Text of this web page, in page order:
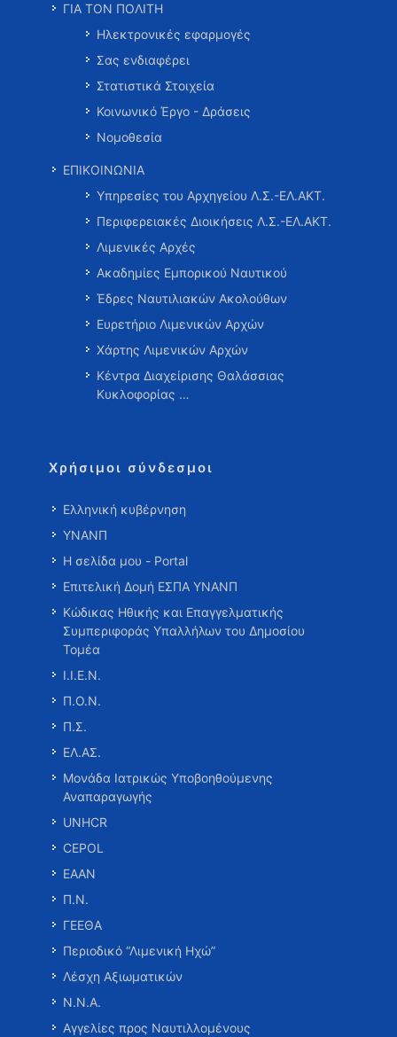
ΓΙΑ ΤΟΝ ΠΟΛΙΤΗ
Ηλεκτρονικές εφαρμογές
Σας ενδιαφέρει
Στατιστικά Στοιχεία
Κοινωνικό Έργο - Δράσεις
Νομοθεσία
ΕΠΙΚΟΙΝΩΝΙΑ
Υπηρεσίες του Αρχηγείου Λ.Σ.-ΕΛ.ΑΚΤ.
Περιφερειακές Διοικήσεις Λ.Σ.-ΕΛ.ΑΚΤ.
Λιμενικές Αρχές
Ακαδημίες Εμπορικού Ναυτικού
Έδρες Ναυτιλιακών Ακολούθων
Ευρετήριο Λιμενικών Αρχών
Χάρτης Λιμενικών Αρχών
Κέντρα Διαχείρισης Θαλάσσιας
Κυκλοφορίας …
Χρήσιμοι σύνδεσμοι
Ελληνική κυβέρνηση
ΥΝΑΝΠ
Η σελίδα μου - Portal
Επιτελική Δομή ΕΣΠΑ ΥΝΑΝΠ
Κώδικας Ηθικής και Επαγγελματικής
Συμπεριφοράς Υπαλλήλων του Δημοσίου
Τομέα
Ι.Ι.Ε.Ν.
Π.Ο.Ν.
Π.Σ.
ΕΛ.ΑΣ.
Μονάδα Ιατρικώς Υποβοηθούμενης
Αναπαραγωγής
UNHCR
CEPOL
ΕΑΑΝ
Π.Ν.
ΓΕΕΘΑ
Περιοδικό “Λιμενική Ηχώ”
Λέσχη Αξιωματικών
Ν.Ν.Α.
Αγγελίες προς Ναυτιλλομένους